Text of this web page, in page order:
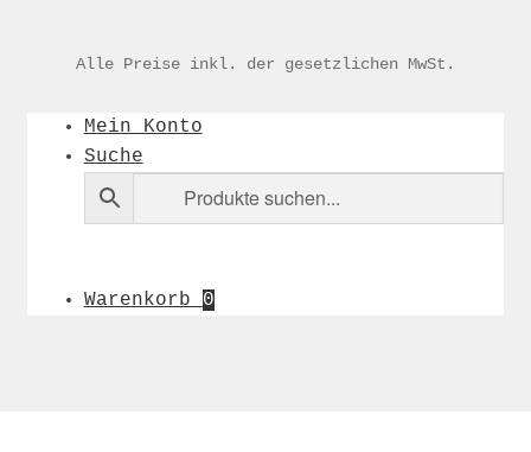
Alle Preise inkl. der gesetzlichen MwSt.
Mein Konto
Suche
Warenkorb 0